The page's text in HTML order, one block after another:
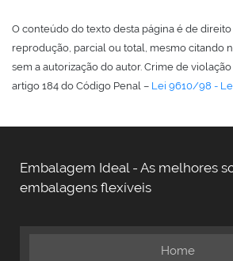
O conteúdo do texto desta página é de direito
reprodução, parcial ou total, mesmo citando
sem a autorização do autor. Crime de
artigo 184 do Código Penal – Lei 9610/98 -
Embalagem Ideal - As melhores
embalagens flexíveis
Home